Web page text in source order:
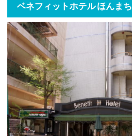
ベネフィットホテル ほんまち